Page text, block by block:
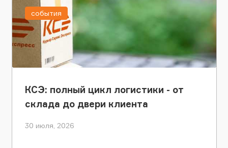
КСЭ: полный цикл логистики - от
склада до двери клиента
30 июля, 2026
события